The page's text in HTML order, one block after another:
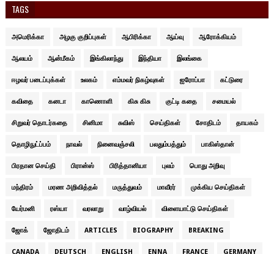
TAGS
அமெரிக்கா அழகு குறிப்புகள் ஆபிரிக்கா ஆய்வு ஆரோக்கியம்
ஆலயம் ஆன்மீகம் இங்கிலாந்து இந்தியா இலங்கை
ஈழவர் படைப்புக்கள் உலகம் எம்மவர் நிகழ்வுகள் ஐரோப்பா கட்டுரை
கவிதை கனடா காணொளி கிசு கிசு குட்டி கதை சமையல்
சிறுவர் தொடர்கதை சினிமா சுவிஸ் செய்திகள் சோதிடம் தாயகம்
தொழிநுட்ப்பம் நாவல் நினைவஞ்சலி பலதும்பத்தும் பாகிஸ்தான்
பிரதான செய்தி பிரான்ஸ் பிரித்தானியா புலம் பொது அறிவு
மந்திரம் மரண அறிவித்தல் மருத்துவம் மாவீரர் முக்கிய செய்திகள்
யேர்மனி ரஸ்யா வரலாறு வாழ்வியல் விளையாட்டு செய்திகள்
ஜோக் ஜோதிடம் ARTICLES BIOGRAPHY BREAKING
CANADA DEUTSCH ENGLISH ENNA FRANCE GERMANY